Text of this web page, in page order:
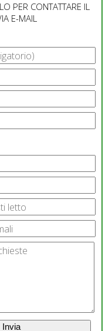
PER CONTATTARE IL
E-MAIL